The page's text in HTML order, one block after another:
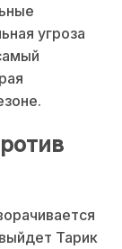
угроза
Тарик